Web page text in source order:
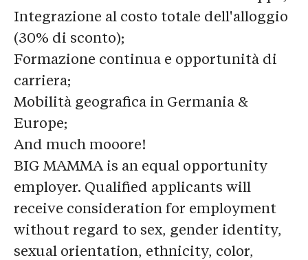
Integrazione al costo totale dell'alloggio
(30% di sconto);
Formazione continua e opportunità di
carriera;
Mobilità geografica in Germania &
Europe;
And much mooore!
BIG MAMMA is an equal opportunity
employer. Qualified applicants will
receive consideration for employment
without regard to sex, gender identity,
sexual orientation, ethnicity, color,